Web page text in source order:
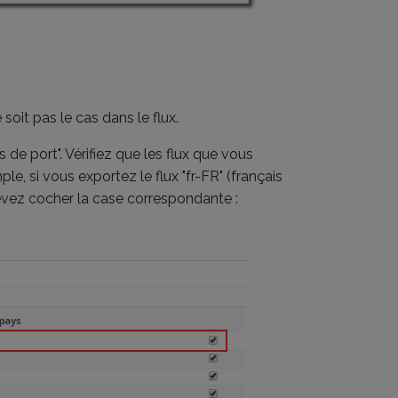
pas le cas dans le flux.
port". Vérifiez que les flux que vous
si vous exportez le flux "fr-FR" (français
cocher la case correspondante :